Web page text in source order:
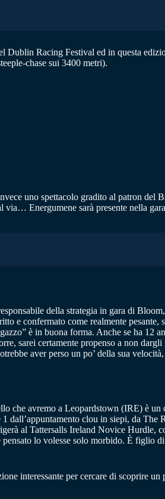
Dublin Racing Festival ed in questa
chase sui 3400 metri).
uno spettacolo gradito al patron
Energumene sarà presente nella
della strategia in gara di
e confermato come realmente pesante,
è in buona forma. Anche se ha 12
sarei certamente propenso a non
aver perso un po’ della sua
che avremo a Leopardstown (IRE) è
dall’appuntamento clou in siepi, da The
al Tattersalls Ireland Novice Hurdle,
lo volesse solo morbido. È figlio
interessante per cercare di scoprire